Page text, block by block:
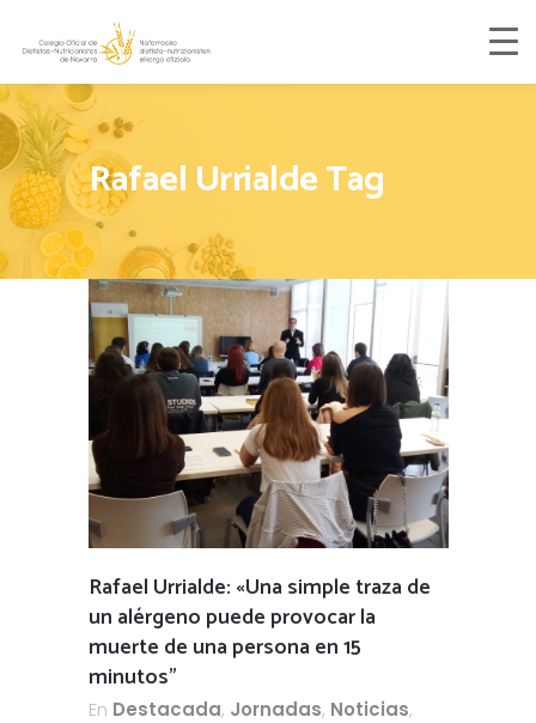
Rafael Urrialde Tag
Rafael Urrialde: «Una simple traza de
un alérgeno puede provocar la
muerte de una persona en 15
minutos”
En Destacada, Jornadas, Noticias,